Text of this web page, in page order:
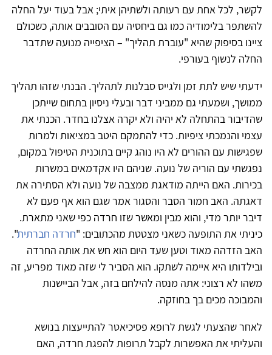
לקשר, לכל אחת עם רעותה ולשתיהן איתי; אבל בעוד יעל החלה
להשתפר בלימודיה כמו גם ביחסיה עם הסובבים אותה, כשכולם
ציינו בסיפוק שהיא "עוברת תהליך" – הציפייה מנועה שתדבר
החלה לנשוף בעורפי.
ידעתי שיש לתת זמן ולגייס סבלנות לתהליך. הבנתי שזהו תהליך
ממושך, ושמעתי גם ממביני דבר ובעלי ניסיון בתחום שייתכן
שהדיבור בהתחלה לא יהיה ולא יקרה אצלנו בחדר. הכנתי את
עצמי והנמכתי ציפיות. כדי להתמקם היטב במציאות ולמרות
שפגישות עם ההורים לא היו נוהג קיים בתוכנית הטיפול במקום,
נפגשתי עם הוריה של נועה. שניהם היו אקדמאים במשרות
בכירות. האם הייתה מודאגת ממצבה של נועה ולא הסתירה את
דאגתה. האב חמור הסבר והסגור אמר שגם הוא אף פעם לא
דיבר יותר מדי, והוא מבין ומאשר שזו חרדה כפי שאני מתארת.
כיניתי את התופעה כשאני מצטטת מהכתובים: "חרדה חברתית".
האב הזדהה מאוד וטען שעד היום הוא חש את אותה החרדה
ובילדותו היא איימה לשתקו. הוא הסביר לי שזה מאוד מפריע, זה
משהו לא רצוני: אתה מנסה להילחם בזה, אבל הביישנות
והמבוכה מכים בך בחוזקה.
לאחר שהצעתי לגשת לרופא פסיכיאטר להתייעצות בנושא
והעליתי את האפשרות לקבל תרופות להפגת חרדה, האם